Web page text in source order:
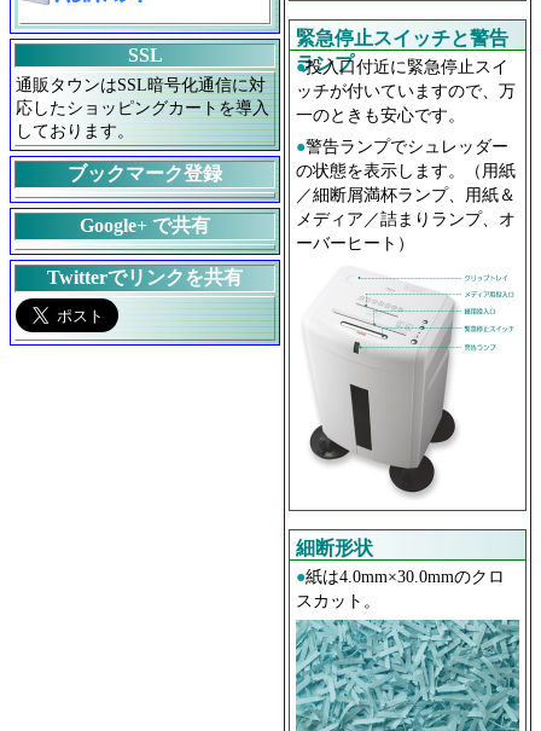
緊急停止スイッチと警告
ランプ
●投入口付近に緊急停止スイ
ッチが付いていますので、万
一のときも安心です。
●警告ランプでシュレッダー
の状態を表示します。（用紙
／細断屑満杯ランプ、用紙＆
メディア／詰まりランプ、オ
ーバーヒート）
細断形状
●紙は4.0mm×30.0mmのクロ
スカット。
SSL
通販タウンはSSL暗号化通信に対
応したショッピングカートを導入
しております。
ブックマーク登録
Google+ で共有
Twitterでリンクを共有